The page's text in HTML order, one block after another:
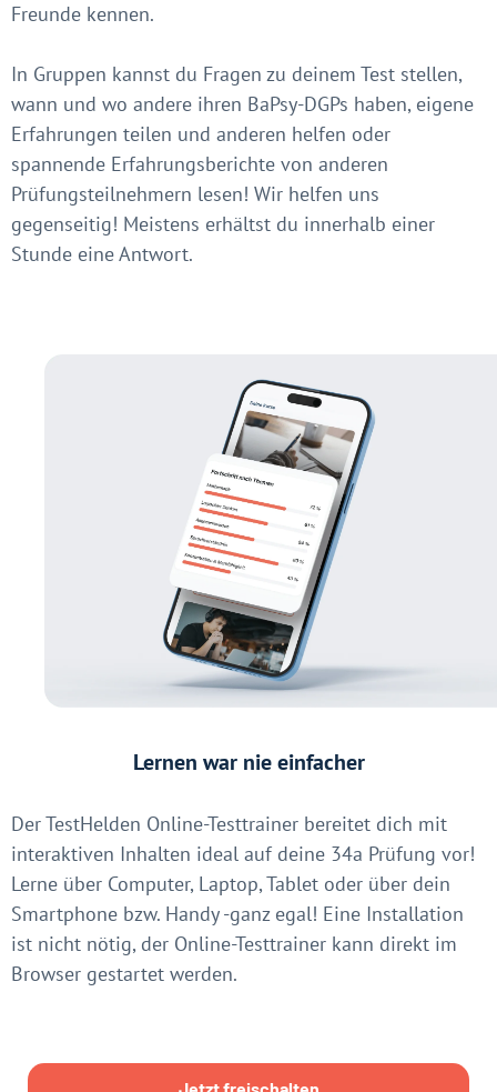
Freunde kennen.
In Gruppen kannst du Fragen zu deinem Test stellen,
wann und wo andere ihren BaPsy-DGPs haben, eigene
Erfahrungen teilen und anderen helfen oder
spannende Erfahrungsberichte von anderen
Prüfungsteilnehmern lesen! Wir helfen uns
gegenseitig! Meistens erhältst du innerhalb einer
Stunde eine Antwort.
Lernen war nie einfacher
Der TestHelden Online-Testtrainer bereitet dich mit
interaktiven Inhalten ideal auf deine 34a Prüfung vor!
Lerne über Computer, Laptop, Tablet oder über dein
Smartphone bzw. Handy -ganz egal! Eine Installation
ist nicht nötig, der Online-Testtrainer kann direkt im
Browser gestartet werden.